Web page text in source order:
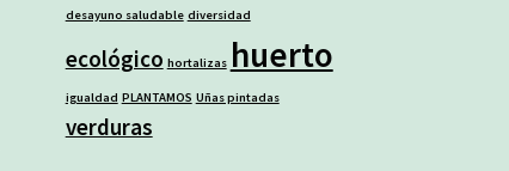
desayuno saludable diversidad
ecológico hortalizas huerto
igualdad PLANTAMOS Uñas pintadas
verduras